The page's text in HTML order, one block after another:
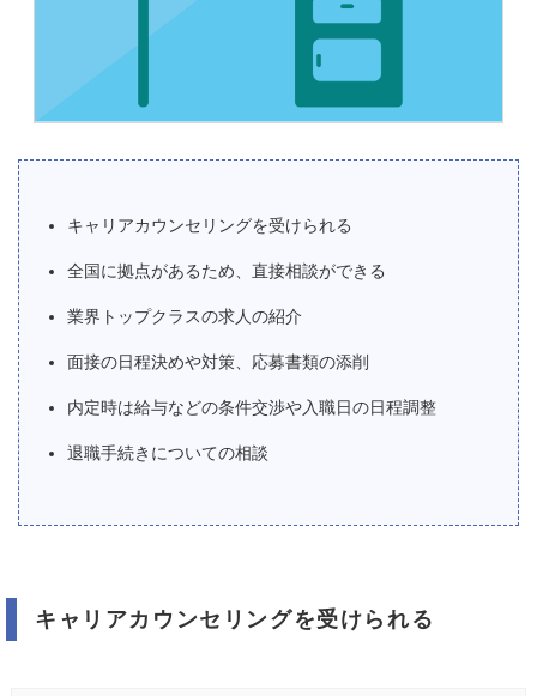
キャリアカウンセリングを受けられる
全国に拠点があるため、直接相談ができる
業界トップクラスの求人の紹介
面接の日程決めや対策、応募書類の添削
内定時は給与などの条件交渉や入職日の日程調整
退職手続きについての相談
キャリアカウンセリングを受けられる